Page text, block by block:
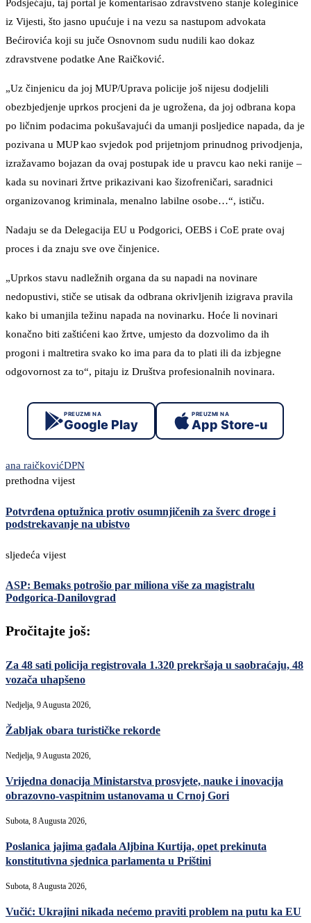
Podsjećaju, taj portal je komentarisao zdravstveno stanje koleginice
iz Vijesti, što jasno upućuje i na vezu sa nastupom advokata
Bećirovića koji su juče Osnovnom sudu nudili kao dokaz
zdravstvene podatke Ane Raičković.
„Uz činjenicu da joj MUP/Uprava policije još nijesu dodjelili
obezbjedjenje uprkos procjeni da je ugrožena, da joj odbrana kopa
po ličnim podacima pokušavajući da umanji posljedice napada, da je
pozivana u MUP kao svjedok pod prijetnjom prinudnog privodjenja,
izražavamo bojazan da ovaj postupak ide u pravcu kao neki ranije –
kada su novinari žrtve prikazivani kao šizofreničari, saradnici
organizovanog kriminala, menalno labilne osobe…“, ističu.
Nadaju se da Delegacija EU u Podgorici, OEBS i CoE prate ovaj
proces i da znaju sve ove činjenice.
„Uprkos stavu nadležnih organa da su napadi na novinare
nedopustivi, stiče se utisak da odbrana okrivljenih izigrava pravila
kako bi umanjila težinu napada na novinarku. Hoće li novinari
konačno biti zaštićeni kao žrtve, umjesto da dozvolimo da ih
progoni i maltretira svako ko ima para da to plati ili da izbjegne
odgovornost za to“, pitaju iz Društva profesionalnih novinara.
PREUZMI NA
Google Play
PREUZMI NA
App Store-u
ana raičkovićDPN
prethodna vijest
Potvrđena optužnica protiv osumnjičenih za šverc droge i
podstrekavanje na ubistvo
sljedeća vijest
ASP: Bemaks potrošio par miliona više za magistralu
Podgorica-Danilovgrad
Pročitajte još:
Za 48 sati policija registrovala 1.320 prekršaja u saobraćaju, 48
vozača uhapšeno
Nedjelja, 9 Augusta 2026,
Žabljak obara turističke rekorde
Nedjelja, 9 Augusta 2026,
Vrijedna donacija Ministarstva prosvjete, nauke i inovacija
obrazovno-vaspitnim ustanovama u Crnoj Gori
Subota, 8 Augusta 2026,
Poslanica jajima gađala Aljbina Kurtija, opet prekinuta
konstitutivna sjednica parlamenta u Prištini
Subota, 8 Augusta 2026,
Vučić: Ukrajini nikada nećemo praviti problem na putu ka EU